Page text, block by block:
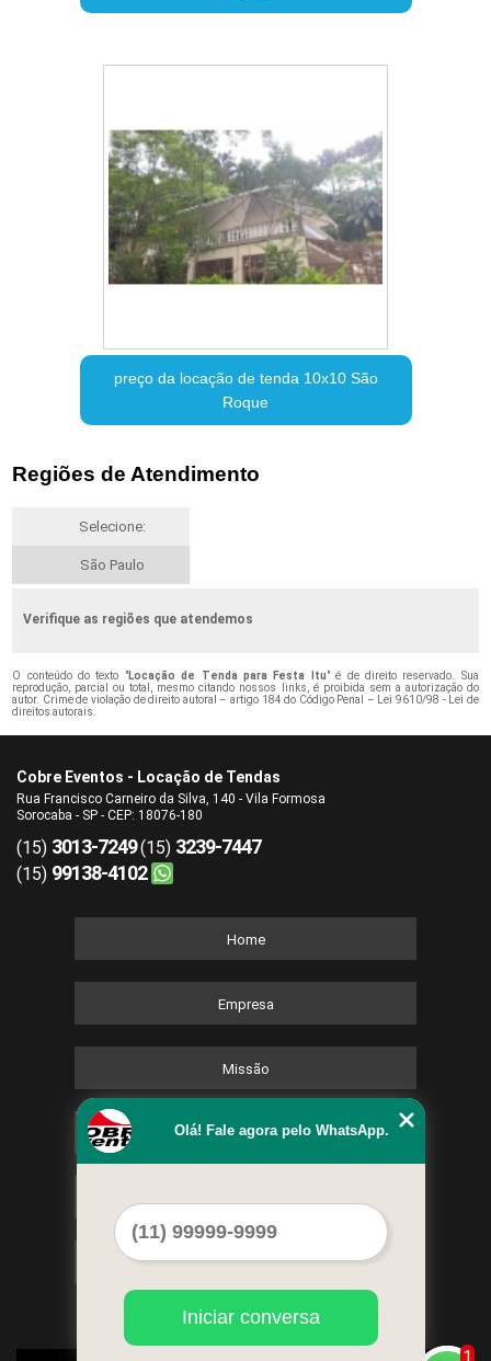
preço da locação de tenda 10x10 São
Roque
Regiões de Atendimento
Selecione:
São Paulo
Verifique as regiões que atendemos
O conteúdo do texto "Locação de Tenda para Festa Itu" é de direito reservado. Sua
reprodução, parcial ou total, mesmo citando nossos links, é proibida sem a autorização do
autor. Crime de violação de direito autoral – artigo 184 do Código Penal –
Lei 9610/98 - Lei de
direitos autorais
Cobre Eventos - Locação de Tendas
Rua Francisco Carneiro da Silva, 140 - Vila Formosa
Sorocaba - SP - CEP: 18076-180
(15) 3013-7249(15) 3239-7447
(15) 99138-4102
Home
Empresa
Missão
Serviços
Mapa do site
Olá! Fale agora pelo WhatsApp.
Iniciar conversa